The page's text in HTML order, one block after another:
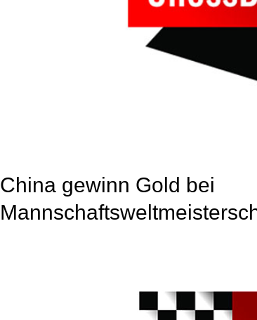
China gewinn Gold bei